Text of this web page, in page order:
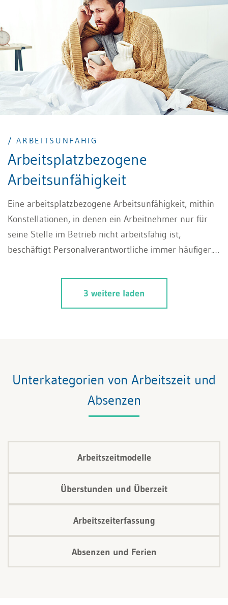
/ ARBEITSUNFÄHIG
Arbeitsplatzbezogene
Arbeitsunfähigkeit
Eine arbeitsplatzbezogene Arbeitsunfähigkeit, mithin
Konstellationen, in denen ein Arbeitnehmer nur für
seine Stelle im Betrieb nicht arbeitsfähig ist,
beschäftigt Personalverantwortliche immer häufiger.
3 weitere laden
Unterkategorien von Arbeitszeit und
Absenzen
Arbeitszeitmodelle
Überstunden und Überzeit
Arbeitszeiterfassung
Absenzen und Ferien